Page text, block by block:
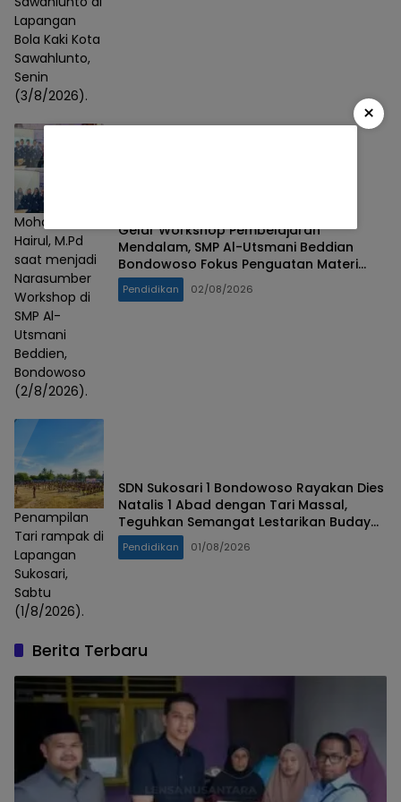
Lapangan
Bola Kaki Kota
Sawahlunto,
Senin
(3/8/2026).
Mohammad
Hairul, M.Pd
saat menjadi
Narasumber
Workshop di
SMP Al-
Utsmani
Beddien,
Bondowoso
(2/8/2026).
Gelar Workshop Pembelajaran
Mendalam, SMP Al-Utsmani Beddian
Bondowoso Fokus Penguatan Materi
Esensial
Pendidikan 02/08/2026
Penampilan
Tari rampak di
Lapangan
Sukosari,
Sabtu
(1/8/2026).
SDN Sukosari 1 Bondowoso Rayakan Dies
Natalis 1 Abad dengan Tari Massal,
Teguhkan Semangat Lestarikan Budaya
Nusantara
Pendidikan 01/08/2026
Berita Terbaru
×